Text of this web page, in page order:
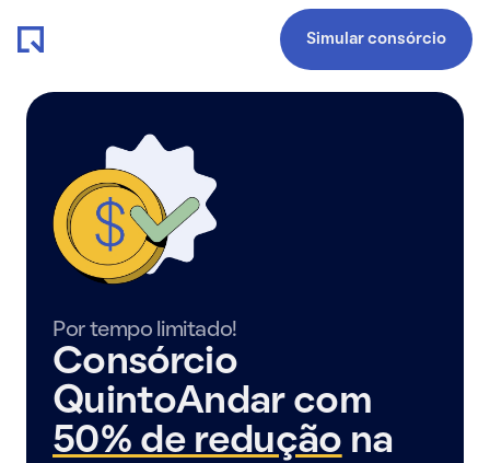
Simular consórcio
Por tempo limitado!
Consórcio
QuintoAndar com
50% de redução na